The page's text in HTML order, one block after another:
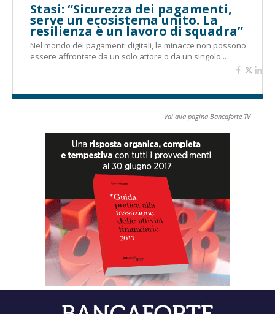
Stasi: “Sicurezza dei pagamenti,
serve un ecosistema unito. La
resilienza è un lavoro di squadra”
Nel mondo dei pagamenti digitali, le minacce non possono
essere affrontate da un solo attore o da un singolo...
Vai alla pagina Bancaforte TV